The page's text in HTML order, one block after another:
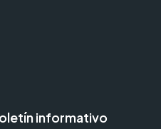
informativo